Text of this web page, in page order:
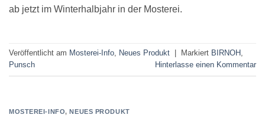
ab jetzt im Winterhalbjahr in der Mosterei.
Veröffentlicht am Mosterei-Info, Neues Produkt Markiert BIRNOH ,
Punsch
Hinterlasse einen Kommentar
MOSTEREI-INFO,NEUES PRODUKT